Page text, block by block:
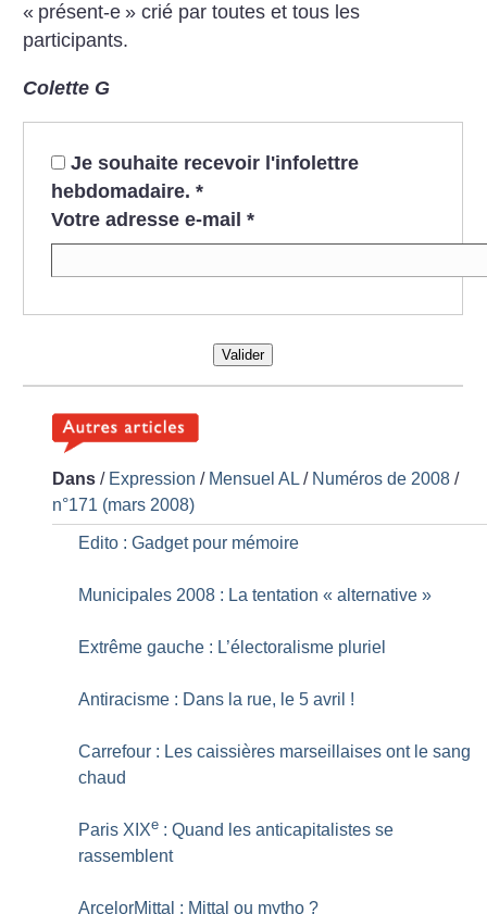
« présent-e » crié par toutes et tous les
participants.
Colette G
Je souhaite recevoir l'infolettre
hebdomadaire. *
Votre adresse e-mail *
Valider
Dans / Expression / Mensuel AL / Numéros de 2008 /
n°171 (mars 2008)
Edito : Gadget pour mémoire
Municipales 2008 : La tentation « alternative »
Extrême gauche : L’électoralisme pluriel
Antiracisme : Dans la rue, le 5 avril !
Carrefour : Les caissières marseillaises ont le sang
chaud
Paris XIXe : Quand les anticapitalistes se
rassemblent
ArcelorMittal : Mittal ou mytho ?